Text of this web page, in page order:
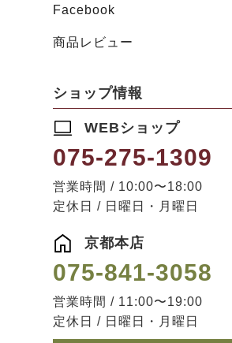
Facebook
商品レビュー
ショップ情報
WEBショップ
075-275-1309
営業時間 / 10:00〜18:00
定休日 / 日曜日・月曜日
京都本店
075-841-3058
営業時間 / 11:00〜19:00
定休日 / 日曜日・月曜日